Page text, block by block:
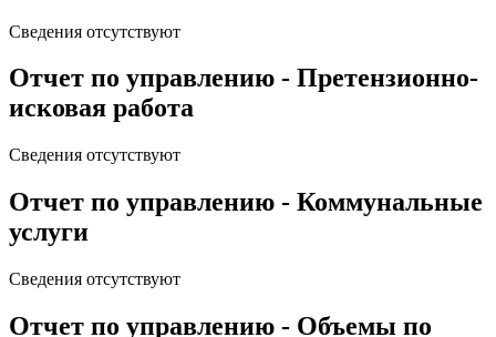
Сведения отсутствуют
Отчет по управлению - Претензионно-
исковая работа
Сведения отсутствуют
Отчет по управлению - Коммунальные
услуги
Сведения отсутствуют
Отчет по управлению - Объемы по